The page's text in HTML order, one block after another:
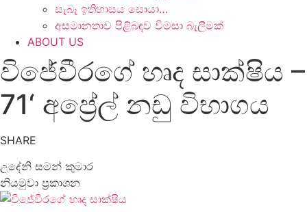
සැබෑ ඉතිහාසය සොයා…
අසමානතාව පිළිබඳව විමසා බැලීමක්
ABOUT US
විජේවීරගේ හෘද සාක්ෂිය –
71‘ අප්‍රේල් නඩු විභාගය
SHARE
උදේනි සමන් කුමාර
නියමුවා ප්‍රකාශන